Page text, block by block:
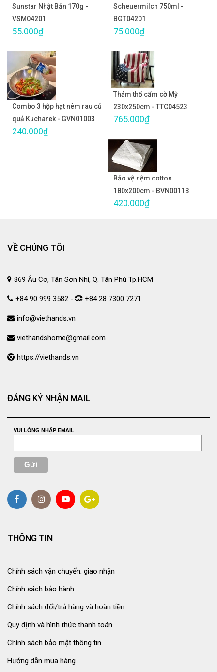
Sunstar Nhật Bản 170g -
VSM04201
55.000₫
Scheuermilch 750ml -
BGT04201
75.000₫
Combo 3 hộp hạt nêm rau củ
quả Kucharek - GVN01003
240.000₫
Thảm thổ cẩm cờ Mỹ
230x250cm - TTC04523
765.000₫
Bảo vệ nệm cotton
180x200cm - BVN00118
420.000₫
VỀ CHÚNG TÔI
869 Âu Cơ, Tân Sơn Nhì, Q. Tân Phú Tp.HCM
+84 90 999 3582 - +84 28 7300 7271
info@viethands.vn
viethandshome@gmail.com
https://viethands.vn
ĐĂNG KÝ NHẬN MAIL
VUI LÒNG NHẬP EMAIL
THÔNG TIN
Chính sách vận chuyển, giao nhận
Chính sách bảo hành
Chính sách đổi/trả hàng và hoàn tiền
Quy định và hình thức thanh toán
Chính sách bảo mật thông tin
Hướng dẫn mua hàng